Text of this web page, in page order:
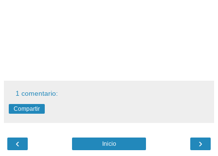
1 comentario:
Compartir
‹ ›
Inicio